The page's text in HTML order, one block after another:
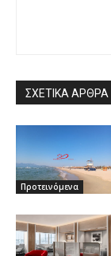
ΣΧΕΤΙΚΑ ΑΡΘΡΑ
Προτεινόμενα